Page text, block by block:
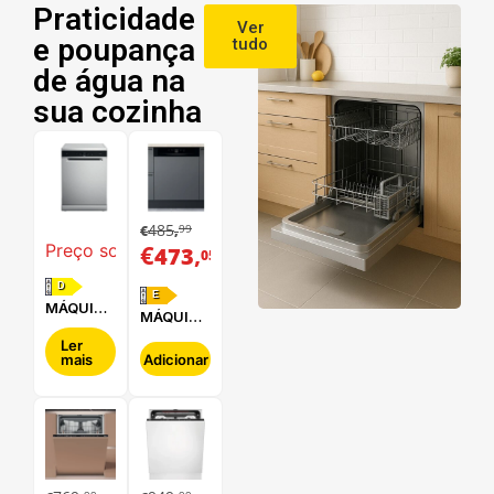
Praticidade
e poupança
de água na
sua cozinha
Ver
tudo
Preço sob consulta
D
MÁQUINA
DE LAVAR
LOUÇA
WHIRLPOOL
- WFC
Ler
mais
€485,99
€473,05
E
MÁQUINA
LOUÇA
HOTPOINT
Adicionar